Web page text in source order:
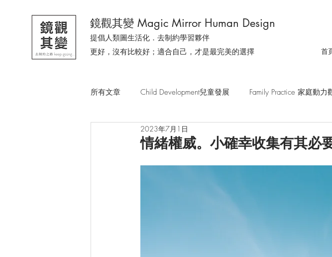
鏡觀其變 Magic Mirror Human Design
提倡人類圖生活化．去制約學習夥伴
更好，沒有比較好；適合自己，才是最完美的選擇
首
所有文章 Child Development兒童發展 Family Practice 家庭動力
去制約溫柔小森林
情緒權威。小確幸收集有其必
2023年7月1日